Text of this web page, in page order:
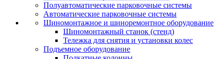
Полуавтоматические парковочные системы
Автоматические парковочные системы
Шиномонтажное и шиноремонтное оборудование
Шиномонтажный станок (стенд)
Тележка для снятия и установки колес
Подъемное оборудование